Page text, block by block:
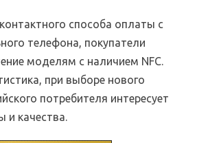
способа оплаты с
телефона, покупатели
моделям с наличием NFC.
при выборе нового
потребителя интересует
и качества.